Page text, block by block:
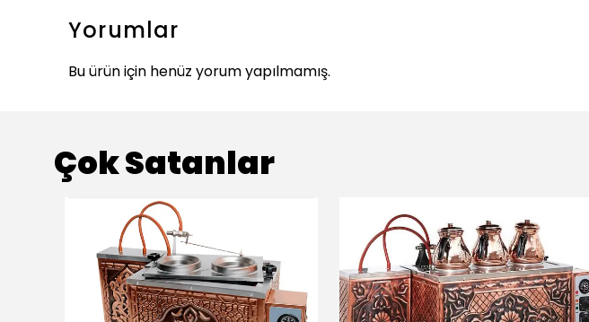
Yorumlar
Bu ürün için henüz yorum yapılmamış.
Çok Satanlar